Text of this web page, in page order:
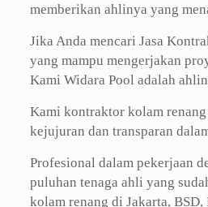
memberikan ahlinya yang
Jika Anda mencari Jasa
yang mampu mengerjakan
Kami Widara Pool adalah
Kami kontraktor kolam
kejujuran dan transparan
Profesional dalam pekerjaan
puluhan tenaga ahli yang
kolam renang di Jakarta,